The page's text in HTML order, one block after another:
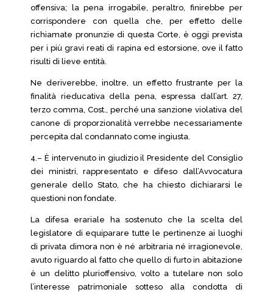
offensiva; la pena irrogabile, peraltro, finirebbe per
corrispondere con quella che, per effetto delle
richiamate pronunzie di questa Corte, è oggi prevista
per i più gravi reati di rapina ed estorsione, ove il fatto
risulti di lieve entità.
Ne deriverebbe, inoltre, un effetto frustrante per la
finalità rieducativa della pena, espressa dall’art. 27,
terzo comma, Cost., perché una sanzione violativa del
canone di proporzionalità verrebbe necessariamente
percepita dal condannato come ingiusta.
4.– È intervenuto in giudizio il Presidente del Consiglio
dei ministri, rappresentato e difeso dall’Avvocatura
generale dello Stato, che ha chiesto dichiararsi le
questioni non fondate.
La difesa erariale ha sostenuto che la scelta del
legislatore di equiparare tutte le pertinenze ai luoghi
di privata dimora non è né arbitraria né irragionevole,
avuto riguardo al fatto che quello di furto in abitazione
è un delitto plurioffensivo, volto a tutelare non solo
l’interesse patrimoniale sotteso alla condotta di